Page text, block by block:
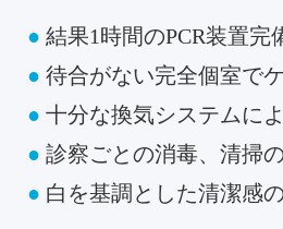
● 結果1時間のPCR装置完
● 待合がない完全個室で
● 十分な換気システムに
● 診察ごとの消毒、清掃
● 白を基調とした清潔感